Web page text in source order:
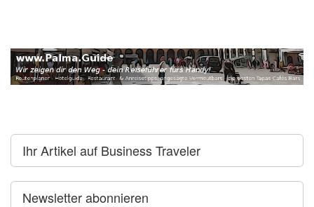
Ihr Artikel auf Business Traveler
Newsletter abonnieren